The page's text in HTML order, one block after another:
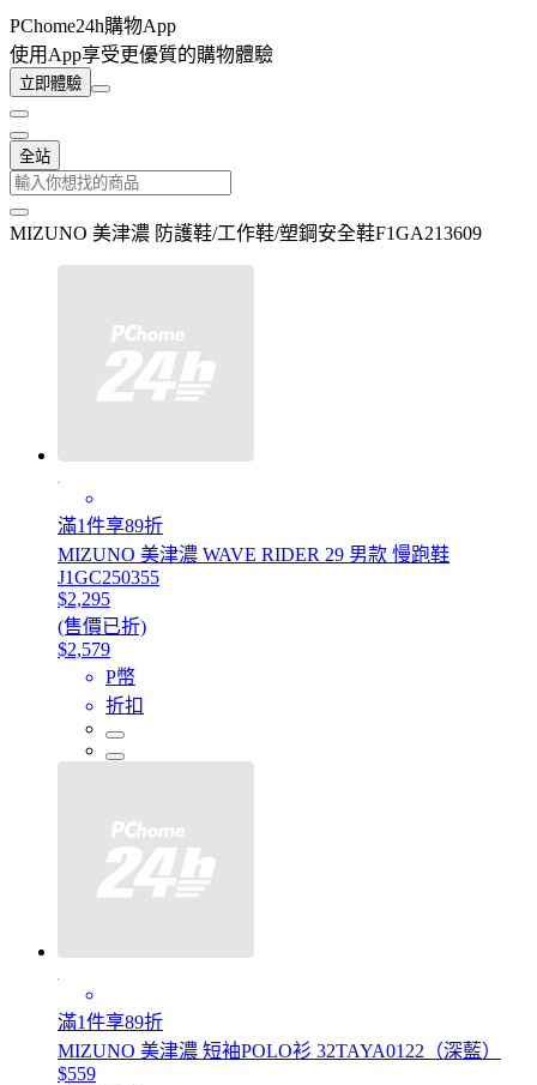
PChome24h購物App
使用App享受更優質的購物體驗
立即體驗
全站
MIZUNO 美津濃 防護鞋/工作鞋/塑鋼安全鞋F1GA213609
滿1件享89折
MIZUNO 美津濃 WAVE RIDER 29 男款 慢跑鞋
J1GC250355
$2,295
(售價已折)
$2,579
P幣
折扣
滿1件享89折
MIZUNO 美津濃 短袖POLO衫 32TAYA0122（深藍）
$559